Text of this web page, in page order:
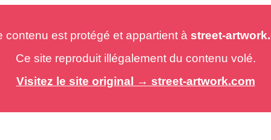
est protégé et appartient à street-
Ce site reproduit illégalement du contenu volé.
Visitez le site original → street-artwork.com